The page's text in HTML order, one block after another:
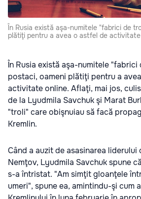
În Rusia există aşa-numitele "fabrici de
plătiţi pentru a avea o astfel de activitate
În Rusia există aşa-numitele "fabrici
postaci, oameni plătiţi pentru a
activitate online. Aflaţi, mai jos,
de la Lyudmila Savchuk şi Marat
"troli" care obişnuiau să facă
Kremlin.
Când a auzit de asasinarea
Nemţov, Lyudmila Savchuk spune
s-a întristat. "Am simţit gloanţele
umeri", spune ea, amintindu-şi cum